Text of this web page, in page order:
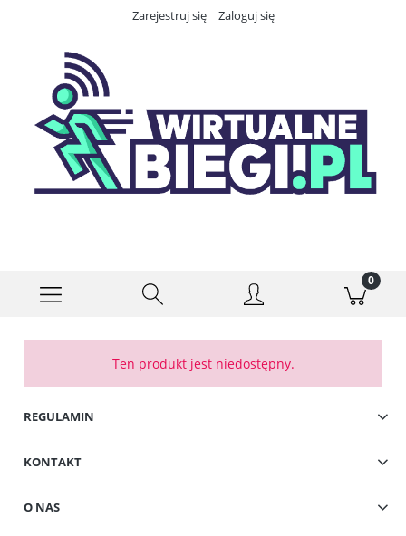
Zarejestruj się Zaloguj się
Ten produkt jest niedostępny.
REGULAMIN
KONTAKT
O NAS